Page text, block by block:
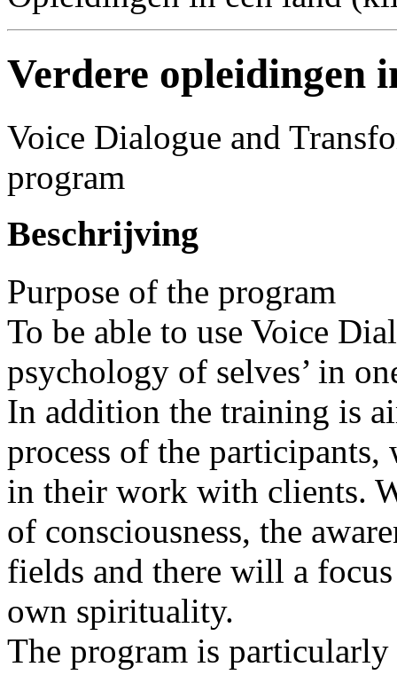
Verdere opleidingen
Voice Dialogue and
program
Beschrijving
Purpose of the program
To be able to use Voice
psychology of selves’ in
In addition the training is
process of the
in their work with clients.
of consciousness, the
fields and there will a
own spirituality.
The program is